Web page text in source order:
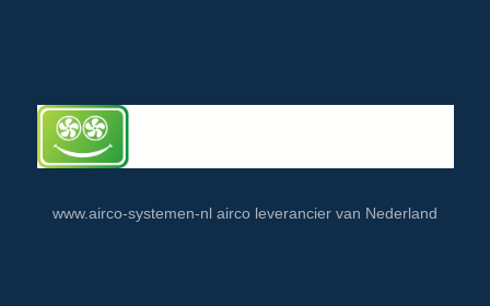
www.airco-systemen-nl airco leverancier van Nederland